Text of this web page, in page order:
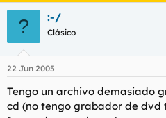
i
c
a
d
o
r
d
e
c
a
e
i
n
c
? :-/
Clásico
22 Jun 2005
Tengo un archivo demasiado
cd (no tengo grabador de dvd